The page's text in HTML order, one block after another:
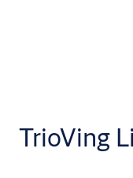
TrioVing